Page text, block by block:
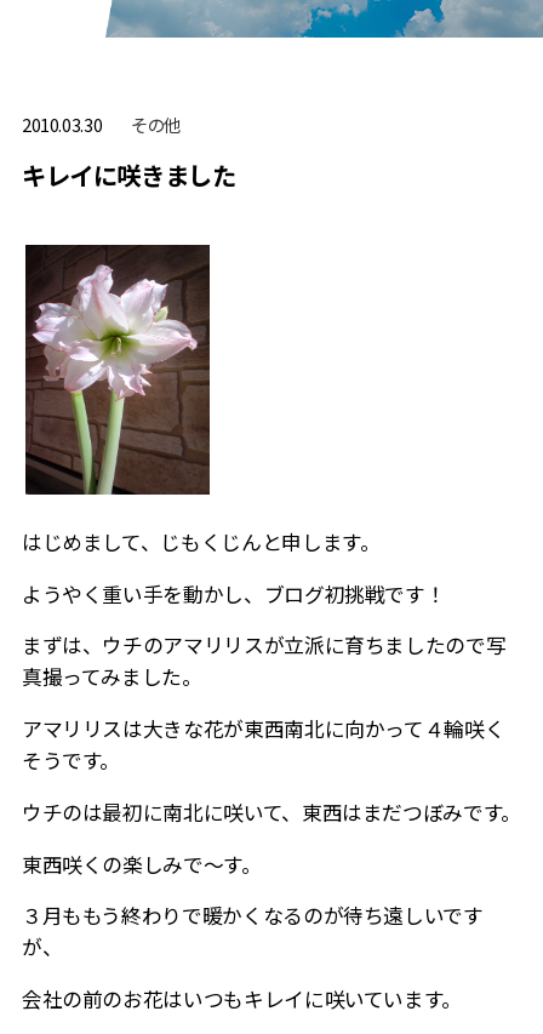
2010.03.30 その他
キレイに咲きました
はじめまして、じもくじんと申します。
ようやく重い手を動かし、ブログ初挑戦です！
まずは、ウチのアマリリスが立派に育ちましたので写
真撮ってみました。
アマリリスは大きな花が東西南北に向かって４輪咲く
そうです。
ウチのは最初に南北に咲いて、東西はまだつぼみです。
東西咲くの楽しみで～す。
３月ももう終わりで暖かくなるのが待ち遠しいです
が、
会社の前のお花はいつもキレイに咲いています。